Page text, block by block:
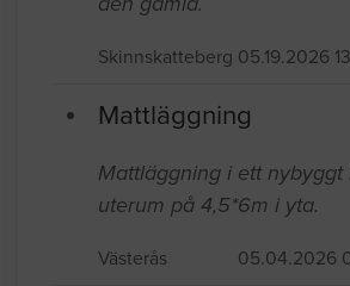
Skinnskatteberg 05.19.2026
Mattläggning
Mattläggning i ett nybyggt
uterum på 4,5*6m i yta.
Västerås 05.04.2026